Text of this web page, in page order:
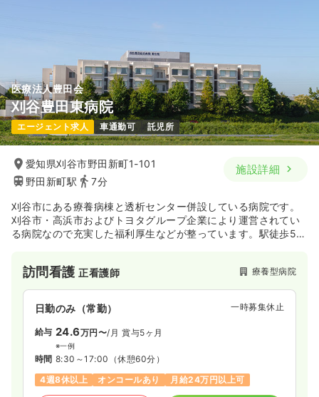
医療法人豊田会
刈谷豊田東病院
エージェント求人 車通勤可 託児所
愛知県刈谷市野田新町1-101
野田新町駅
7分
施設詳細
刈谷市にある療養病棟と透析センター併設している病院です。
刈谷市・高浜市およびトヨタグループ企業により運営されてい
る病院なので充実した福利厚生などが整っています。駅徒歩5
訪問看護正看護師 療養型病院
日勤のみ（常勤） 一時募集休止
給与 24.6万円〜/月 賞与5ヶ月
※一例
時間 8:30～17:00 （休憩60分）
4週8休以上
オンコールあり 月給24万円以上可